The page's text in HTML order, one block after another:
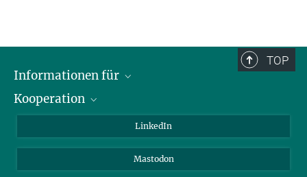
TOP
Informationen für
Journalisten
Kooperation
Max-Planck-Gesellschaft
Beutenberg Campus e.V.
LinkedIn
Mastodon